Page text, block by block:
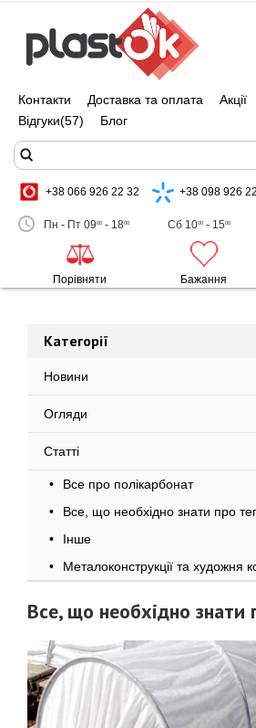
Контакти Доставка та оплата Акції
Відгуки(57) Блог
+38 066 926 22 32 +38 098 926
Пн - Пт 0900 - 1800 Сб 1000 - 1500
Порівняти Бажання
Категорії
Новини
Огляди
Статті
Все про полікарбонат
Все, що необхідно знати про
Інше
Металоконструкції та художня
Все, що необхідно знати